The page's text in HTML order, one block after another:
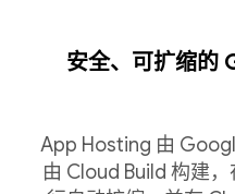
安全、可扩缩的
App Hosting 由
由 Cloud Build 构建